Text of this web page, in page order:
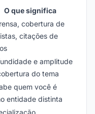
O que significa
cobertura de
citações de
e amplitude
do tema
quem você é
entidade distinta